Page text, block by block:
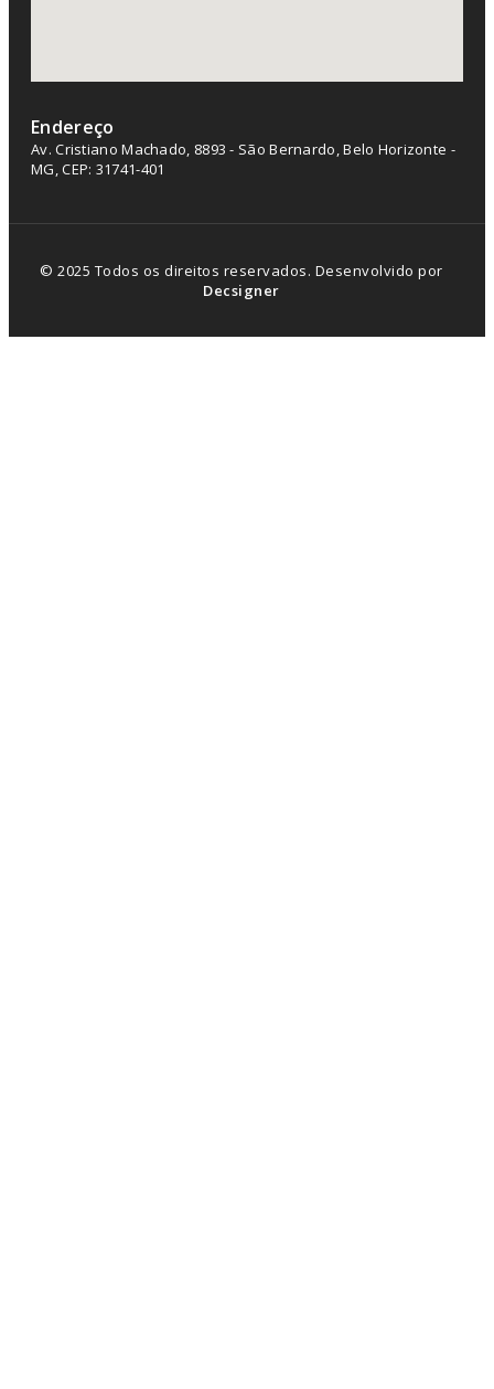
Endereço
Av. Cristiano Machado, 8893 - São Bernardo, Belo Horizonte -
MG, CEP: 31741-401
© 2025 Todos os direitos reservados. Desenvolvido por
Decsigner